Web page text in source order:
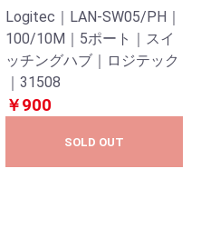
Logitec｜LAN-SW05/PH｜
100/10M｜5ポート｜スイ
ッチングハブ｜ロジテック
｜31508
￥900
SOLD OUT